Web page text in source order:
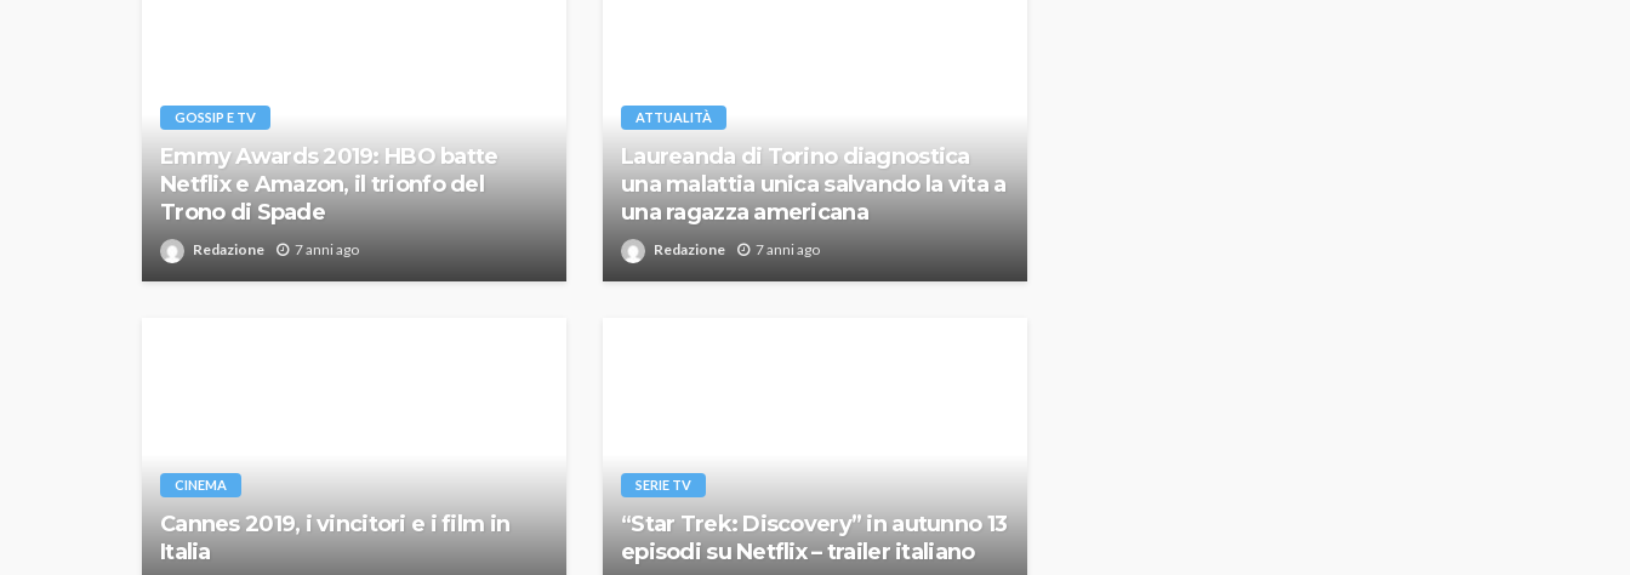
GOSSIP E TV
Emmy Awards 2019: HBO batte
Netflix e Amazon, il trionfo del
Trono di Spade
Redazione 7 anni ago
ATTUALITÀ
Laureanda di Torino diagnostica
una malattia unica salvando la vita a
una ragazza americana
Redazione 7 anni ago
CINEMA
Cannes 2019, i vincitori e i film in
Italia
SERIE TV
“Star Trek: Discovery” in autunno 13
episodi su Netflix – trailer italiano